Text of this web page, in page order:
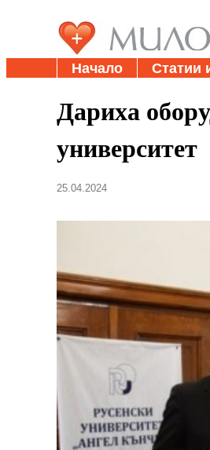
Начало Статии
Дариха
университет
25.04.2024